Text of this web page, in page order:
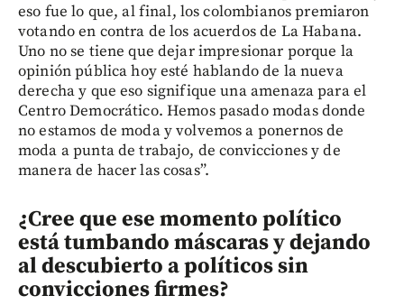
eso fue lo que, al final, los colombianos premiaron
votando en contra de los acuerdos de La Habana.
Uno no se tiene que dejar impresionar porque la
opinión pública hoy esté hablando de la nueva
derecha y que eso signifique una amenaza para el
Centro Democrático. Hemos pasado modas donde
no estamos de moda y volvemos a ponernos de
moda a punta de trabajo, de convicciones y de
manera de hacer las cosas”.
¿Cree que ese momento político
está tumbando máscaras y dejando
al descubierto a políticos sin
convicciones firmes?